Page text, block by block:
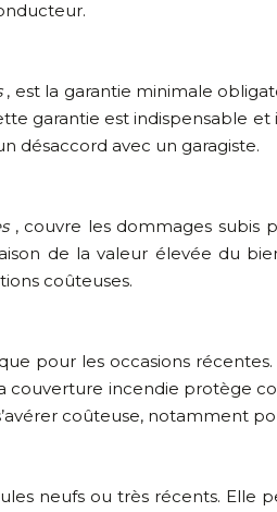
, est la garantie minimale
garantie est indispensable
désaccord avec un garagiste.
, couvre les dommages subis
de la valeur élevée du
coûteuses.
pour les occasions
incendie protège
coûteuse, notamment
neufs ou très récents.